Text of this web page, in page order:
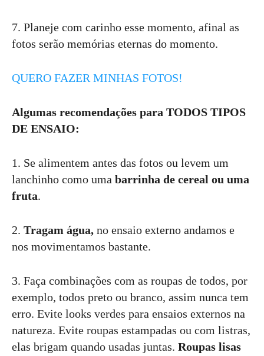
7. Planeje com carinho esse momento, afinal as
fotos serão memórias eternas do momento.
QUERO FAZER MINHAS FOTOS!
Algumas recomendações para TODOS TIPOS
DE ENSAIO:
1. Se alimentem antes das fotos ou levem um
lanchinho como uma barrinha de cereal ou uma
fruta.
2. Tragam água, no ensaio externo andamos e
nos movimentamos bastante.
3. Faça combinações com as roupas de todos, por
exemplo, todos preto ou branco, assim nunca tem
erro. Evite looks verdes para ensaios externos na
natureza. Evite roupas estampadas ou com listras,
elas brigam quando usadas juntas. Roupas lisas